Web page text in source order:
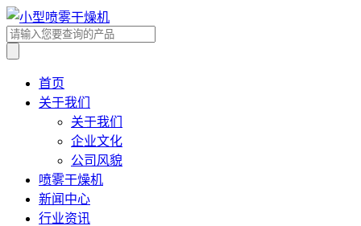
首页
关于我们
关于我们
企业文化
公司风貌
喷雾干燥机
新闻中心
行业资讯